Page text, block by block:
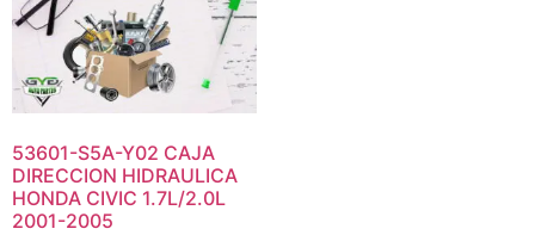
53601-S5A-Y02 CAJA
DIRECCION HIDRAULICA
HONDA CIVIC 1.7L/2.0L
2001-2005